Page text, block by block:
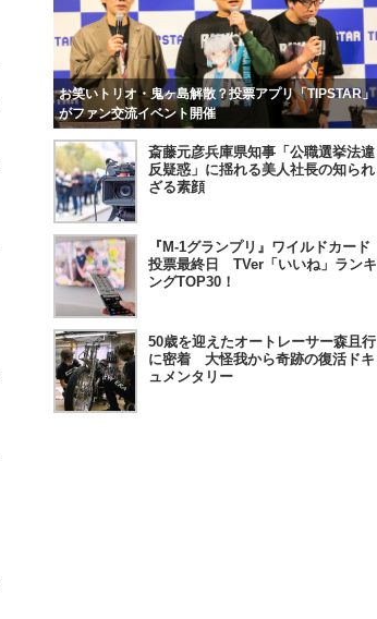
お笑いトリオ・鬼ヶ島解散？投票アプリ「TIPSTAR」
がファン交流イベント開催
斎藤元彦兵庫県知事「公職選挙法違
反疑惑」に揺れる美人社長の知られ
ざる素顔
『M-1グランプリ』ワイルドカード
投票最終日 TVer「いいね」ランキ
ングTOP30！
50歳を迎えたオートレーサー森且行
に密着 大怪我から奇跡の復活ドキ
ュメンタリー